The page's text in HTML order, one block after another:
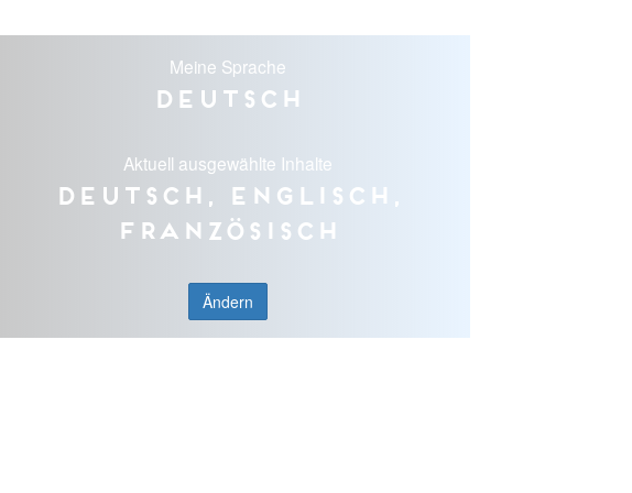
Meine Sprache
Deutsch
Aktuell ausgewählte Inhalte
Deutsch, Englisch,
Französisch
Ändern